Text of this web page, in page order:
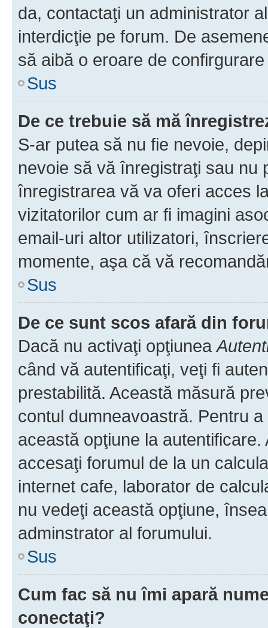
da, contactaţi un administrator
interdicţie pe forum. De
să aibă o eroare de
Sus
De ce trebuie să mă
S-ar putea să nu fie nevoie,
nevoie să vă înregistraţi sau nu
înregistrarea vă va oferi acces
vizitatorilor cum ar fi imagini
email-uri altor utilizatori,
momente, aşa că vă
Sus
De ce sunt scos afară din
Dacă nu activaţi opţiunea
când vă autentificaţi, veţi fi
prestabilită. Această măsură
contul dumneavoastră. Pentru
această opţiune la
accesaţi forumul de la un
internet cafe, laborator de
nu vedeţi această opţiune,
adminstrator al forumului.
Sus
Cum fac să nu îmi apară
conectaţi?